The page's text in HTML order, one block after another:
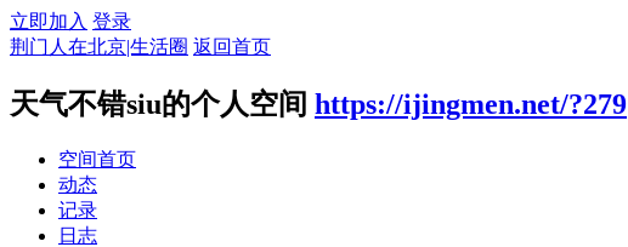
立即加入 登录
荆门人在北京|生活圈 返回首页
天气不错siu的个人空间 https://ijingmen.net/?279
空间首页
动态
记录
日志